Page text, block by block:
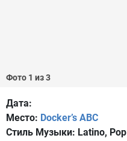
Фото 1 из 3
Дата:
Место: Docker’s ABC
Стиль Музыки: Latino, Pop